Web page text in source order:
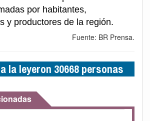
por habitantes,
y productores de la región.
Fuente: BR Prensa.
la leyeron 30668 personas